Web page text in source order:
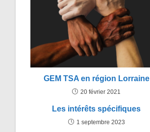
GEM TSA en région Lorraine
20 février 2021
Les intérêts spécifiques
1 septembre 2023